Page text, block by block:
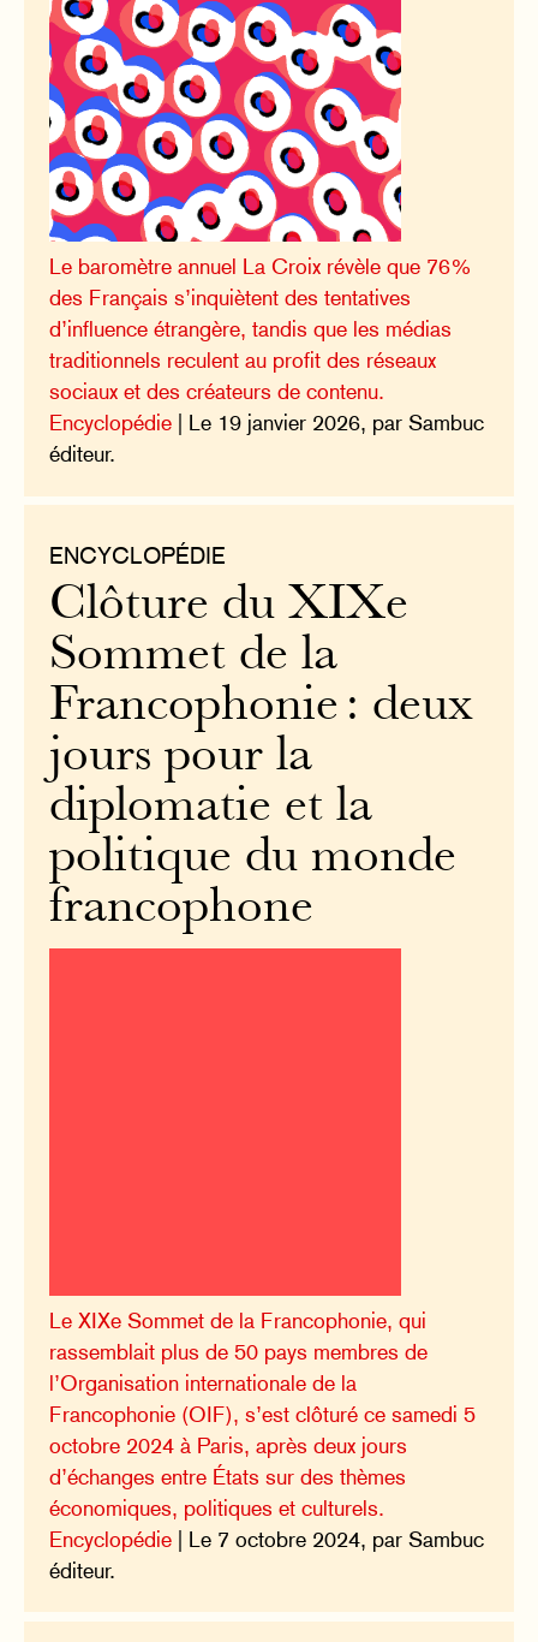
Le baromètre annuel La Croix révèle que 76%
des Français s’inquiètent des tentatives
d’influence étrangère, tandis que les médias
traditionnels reculent au profit des réseaux
sociaux et des créateurs de contenu.
Encyclopédie | Le 19 janvier 2026, par Sambuc
éditeur.
ENCYCLOPÉDIE
Clôture du XIXe
Sommet de la
Francophonie : deux
jours pour la
diplomatie et la
politique du monde
francophone
Le XIXe Sommet de la Francophonie, qui
rassemblait plus de 50 pays membres de
l’Organisation internationale de la
Francophonie (OIF), s’est clôturé ce samedi 5
octobre 2024 à Paris, après deux jours
d’échanges entre États sur des thèmes
économiques, politiques et culturels.
Encyclopédie | Le 7 octobre 2024, par Sambuc
éditeur.